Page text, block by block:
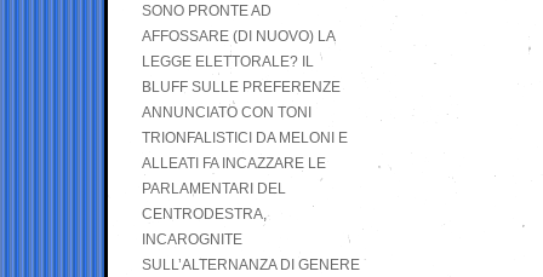
SONO PRONTE AD
AFFOSSARE (DI NUOVO) LA
LEGGE ELETTORALE? IL
BLUFF SULLE PREFERENZE
ANNUNCIATO CON TONI
TRIONFALISTICI DA MELONI E
ALLEATI FA INCAZZARE LE
PARLAMENTARI DEL
CENTRODESTRA,
INCAROGNITE
SULL’ALTERNANZA DI GENERE